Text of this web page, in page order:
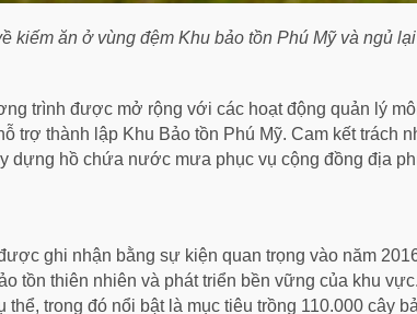
kiếm ăn ở vùng đệm Khu bảo tồn Phú Mỹ và ngủ
trình được mở rộng với các hoạt động quản lý
trợ thành lập Khu Bảo tồn Phú Mỹ. Cam kết
dựng hồ chứa nước mưa phục vụ cộng đồng địa
ghi nhận bằng sự kiện quan trọng vào năm
tồn thiên nhiên và phát triển bền vững của khu
thể, trong đó nổi bật là mục tiêu trồng 110.000 cây